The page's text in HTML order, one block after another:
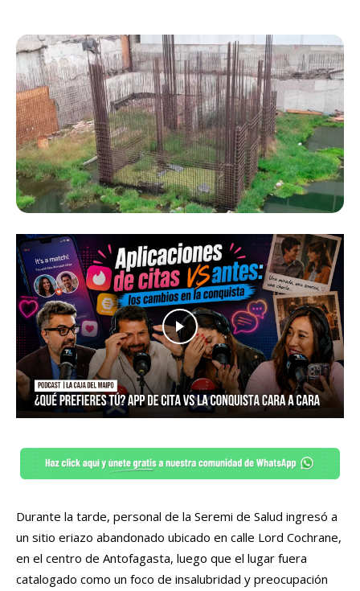
Durante la tarde, personal de la Seremi de Salud ingresó a
un sitio eriazo abandonado ubicado en calle Lord Cochrane,
en el centro de Antofagasta, luego que el lugar fuera
catalogado como un foco de insalubridad y preocupación